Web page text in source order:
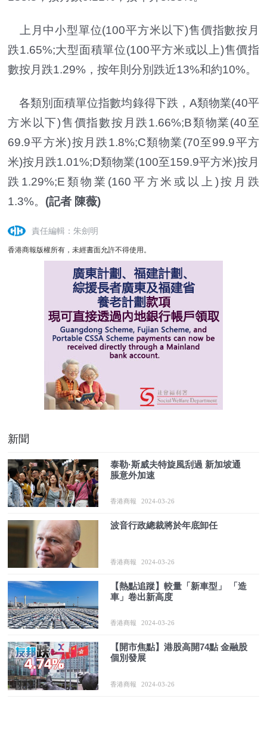
上月中小型單位(100平方米以下)售價指數按月
跌1.65%;大型面積單位(100平方米或以上)售價指
數按月跌1.29%，按年則分別跌近13%和約10%。
各類別面積單位指數均錄得下跌，A類物業(40平
方米以下)售價指數按月跌1.66%;B類物業(40至
69.9平方米)按月跌1.8%;C類物業(70至99.9平方
米)按月跌1.01%;D類物業(100至159.9平方米)按月
跌1.29%;E類物業(160平方米或以上)按月跌
1.3%。 (記者 陳薇)
責任編輯：朱劍明
香港商報版權所有，未經書面允許不得使用。
新聞
泰勒·斯威夫特旋風刮過 新加坡通
脹意外加速
香港商報 2024-03-26
波音行政總裁將於年底卸任
香港商報 2024-03-26
【熱點追蹤】較量「新車型」 「造
車」卷出新高度
香港商報 2024-03-26
【開市焦點】港股高開74點 金融股
個別發展
香港商報 2024-03-26